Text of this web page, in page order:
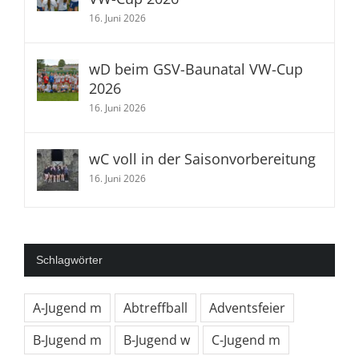
16. Juni 2026
wD beim GSV-Baunatal VW-Cup
2026
16. Juni 2026
wC voll in der Saisonvorbereitung
16. Juni 2026
Schlagwörter
A-Jugend m Abtreffball
Adventsfeier
B-Jugend m
B-Jugend w
C-Jugend m